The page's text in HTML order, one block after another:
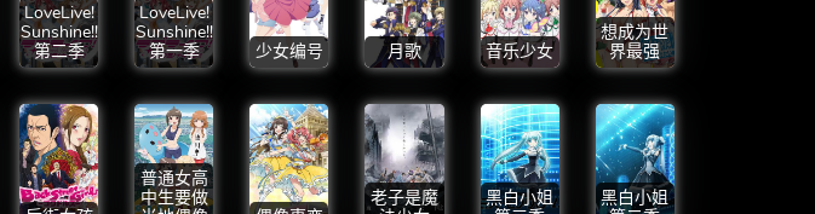
LoveLive!
Sunshine!!
第二季
LoveLive!
Sunshine!!
第一季
少女编号 月歌 音乐少女
想成为世
界最强
普通女高
中生要做
老子是魔
黑白小姐
黑白小姐